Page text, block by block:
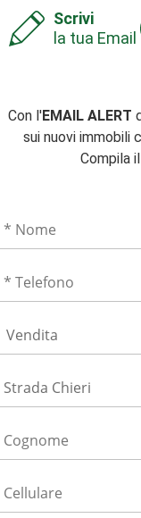
Scrivi
la tua Email
Con l'EMAIL ALERT
sui nuovi immobili
Compila il
Vendita